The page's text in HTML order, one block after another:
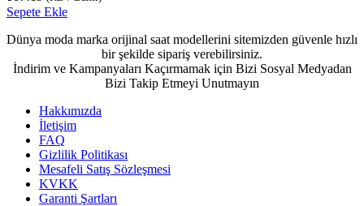
Sepete Ekle
Dünya moda marka orijinal saat modellerini sitemizden güvenle hızlı
bir şekilde sipariş verebilirsiniz.
İndirim ve Kampanyaları Kaçırmamak için Bizi Sosyal Medyadan
Bizi Takip Etmeyi Unutmayın
Hakkımızda
İletişim
FAQ
Gizlilik Politikası
Mesafeli Satış Sözleşmesi
KVKK
Garanti Şartları